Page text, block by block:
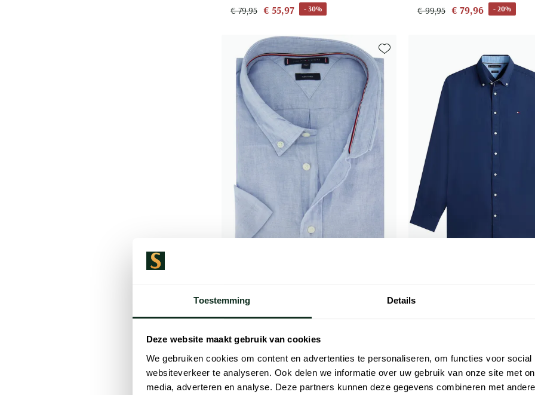
Toestemming Details
Deze website maakt gebruik van cookies
We gebruiken cookies om content en advertenties te personaliseren, om functies voor social
websiteverkeer te analyseren. Ook delen we informatie over uw gebruik van onze site met
media, adverteren en analyse. Deze partners kunnen deze gegevens combineren met
€ 79,95 € 55,97 - 30%
€ 99,95 € 79,96 - 20%
korte mouw
€ 109,95 € 87,96 - 20%
Toevoegen aan favorieten
Toevoegen aan favorieten